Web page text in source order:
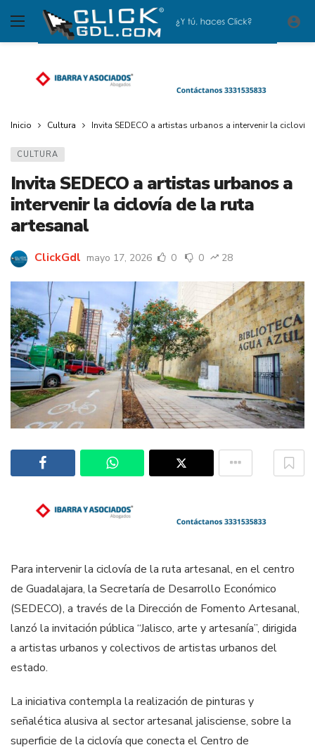
Inicio Cultura Invita SEDECO a artistas urbanos a intervenir la
CULTURA
Invita SEDECO a artistas urbanos a
intervenir la ciclovía de la ruta
artesanal
ClickGdl mayo 17, 2026 0 0 28
Para intervenir la ciclovía de la ruta artesanal, en el centro
de Guadalajara, la Secretaría de Desarrollo Económico
(SEDECO), a través de la Dirección de Fomento Artesanal,
lanzó la invitación pública “Jalisco, arte y artesanía”, dirigida
a artistas urbanos y colectivos de artistas urbanos del
estado.
La iniciativa contempla la realización de pinturas y
señalética alusiva al sector artesanal jalisciense, sobre la
superficie de la ciclovía que conecta el Centro de